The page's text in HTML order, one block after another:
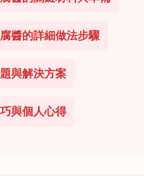
醬的詳細做法步驟
與解決方案
與個人心得